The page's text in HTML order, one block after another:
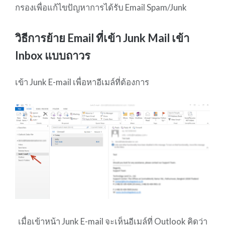
กรองเพื่อแก้ไขปัญหาการได้รับ Email Spam/Junk
วิธีการย้าย Email ที่เข้า Junk Mail เข้า
Inbox แบบถาวร
เข้า Junk E-mail เพื่อหาอีเมล์ที่ต้องการ
เมื่อเข้าหน้า Junk E-mail จะเห็นอีเมล์ที่ Outlook คิดว่า